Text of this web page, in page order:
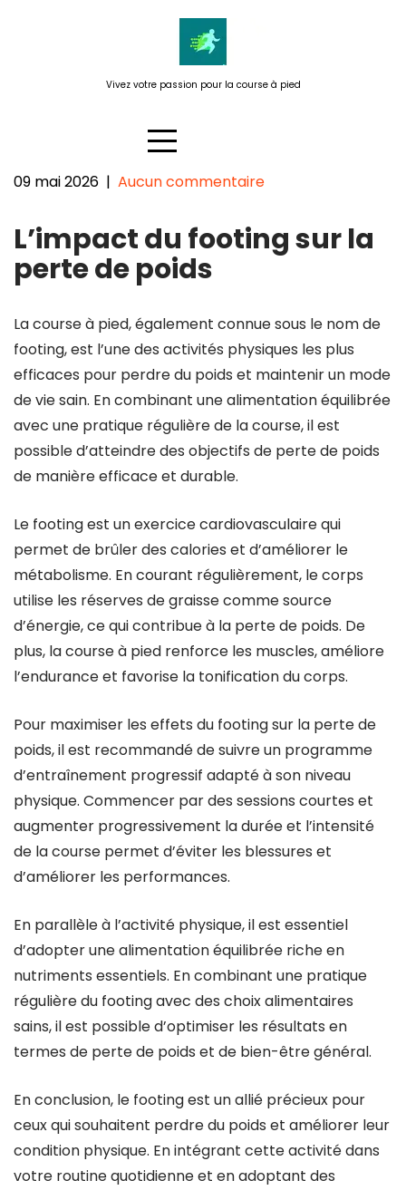
Vivez votre passion pour la course à pied
aider dans votre objectif de
perte de poids
09 mai 2026 | Aucun commentaire
L’impact du footing sur la
perte de poids
La course à pied, également connue sous le nom de
footing, est l’une des activités physiques les plus
efficaces pour perdre du poids et maintenir un mode
de vie sain. En combinant une alimentation équilibrée
avec une pratique régulière de la course, il est
possible d’atteindre des objectifs de perte de poids
de manière efficace et durable.
Le footing est un exercice cardiovasculaire qui
permet de brûler des calories et d’améliorer le
métabolisme. En courant régulièrement, le corps
utilise les réserves de graisse comme source
d’énergie, ce qui contribue à la perte de poids. De
plus, la course à pied renforce les muscles, améliore
l’endurance et favorise la tonification du corps.
Pour maximiser les effets du footing sur la perte de
poids, il est recommandé de suivre un programme
d’entraînement progressif adapté à son niveau
physique. Commencer par des sessions courtes et
augmenter progressivement la durée et l’intensité
de la course permet d’éviter les blessures et
d’améliorer les performances.
En parallèle à l’activité physique, il est essentiel
d’adopter une alimentation équilibrée riche en
nutriments essentiels. En combinant une pratique
régulière du footing avec des choix alimentaires
sains, il est possible d’optimiser les résultats en
termes de perte de poids et de bien-être général.
En conclusion, le footing est un allié précieux pour
ceux qui souhaitent perdre du poids et améliorer leur
condition physique. En intégrant cette activité dans
votre routine quotidienne et en adoptant des